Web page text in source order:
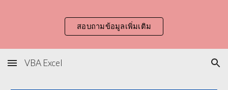
Skip to main content Skip to navigation
สอบถามข้อมูลเพิ่มเติม
VBA Excel